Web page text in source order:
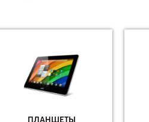
ПЛАНШЕТЫ